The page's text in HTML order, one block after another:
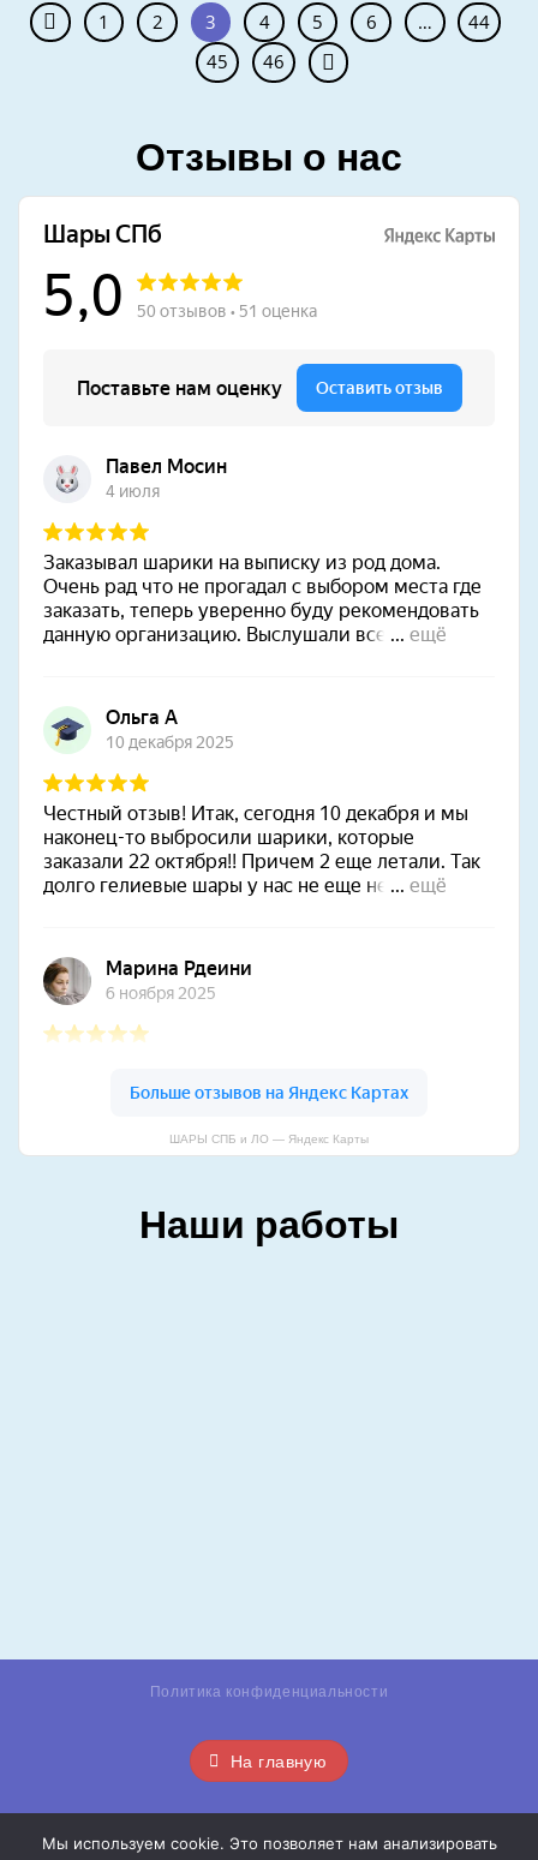
1 2 3 4 5 6 …
44
45
46
Отзывы о нас
ШАРЫ СПБ и ЛО — Яндекс Карты
Наши работы
Политика конфиденциальности
На главную
Мы используем cookie. Это позволяет нам анализировать